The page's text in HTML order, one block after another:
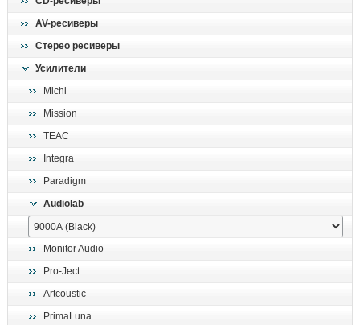
AV-ресиверы
Стерео ресиверы
Усилители
Michi
Mission
TEAC
Integra
Paradigm
Audiolab
Monitor Audio
Pro-Ject
Artcoustic
PrimaLuna